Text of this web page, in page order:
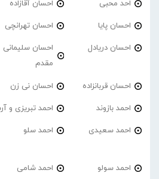
احد محبی احسان آقازاده
احسان پایا احسان تهرانچی
احسان دریادل
احسان سلیمانی
مقدم
احسان قربانزاده احسان نی زن
احمد بازوند احمد تبریزی و
احمد سعیدی احمد سلو
احمد سولو احمد شامی